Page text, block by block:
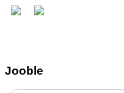
Jooble